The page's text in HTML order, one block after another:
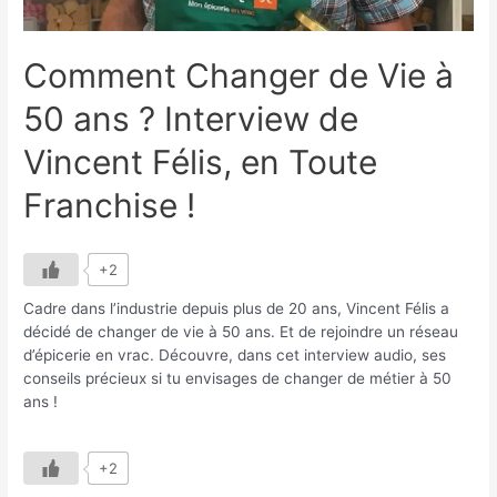
Comment Changer de Vie à
50 ans ? Interview de
Vincent Félis, en Toute
Franchise !
+2
Cadre dans l’industrie depuis plus de 20 ans, Vincent Félis a
décidé de changer de vie à 50 ans. Et de rejoindre un réseau
d’épicerie en vrac. Découvre, dans cet interview audio, ses
conseils précieux si tu envisages de changer de métier à 50
ans !
+2